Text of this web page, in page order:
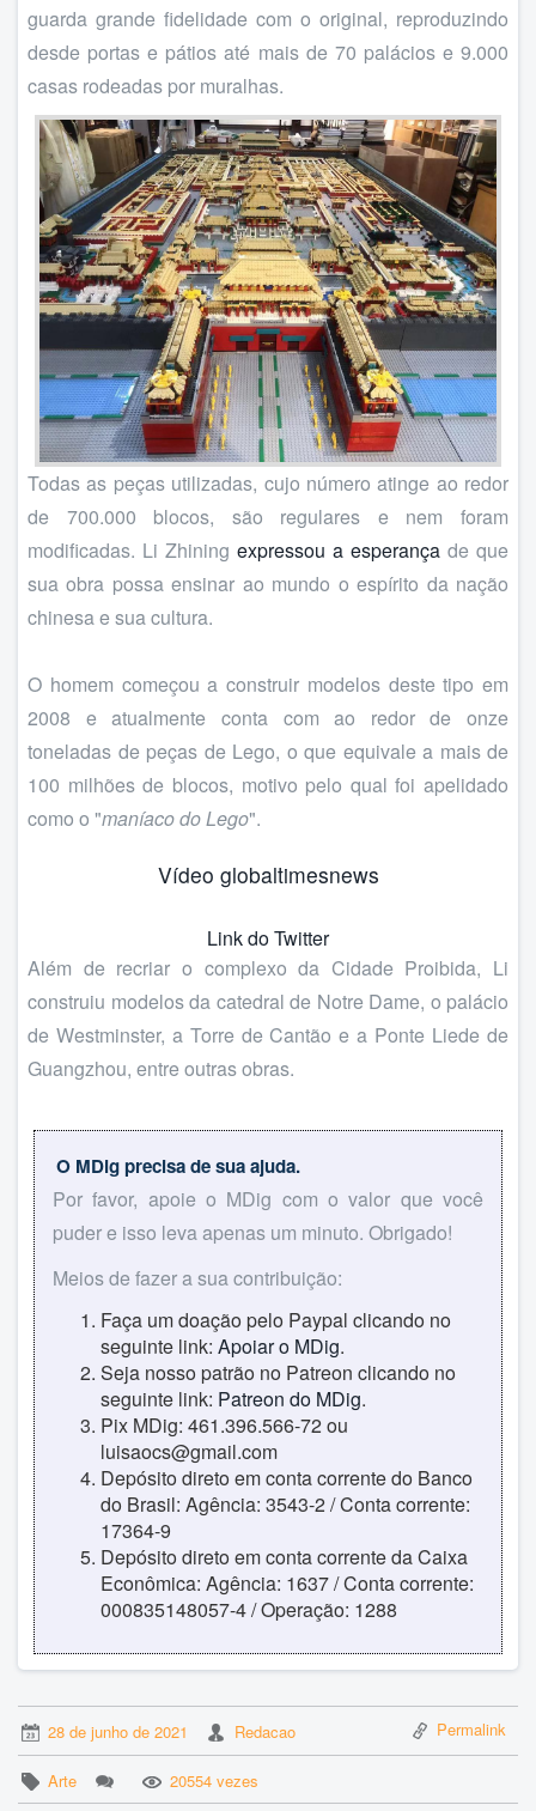
guarda grande fidelidade com o original, reproduzindo
desde portas e pátios até mais de 70 palácios e 9.000
casas rodeadas por muralhas.
Todas as peças utilizadas, cujo número atinge ao redor
de 700.000 blocos, são regulares e nem foram
modificadas. Li Zhining expressou a esperança de que
sua obra possa ensinar ao mundo o espírito da nação
chinesa e sua cultura.
O homem começou a construir modelos deste tipo em
2008 e atualmente conta com ao redor de onze
toneladas de peças de Lego, o que equivale a mais de
100 milhões de blocos, motivo pelo qual foi apelidado
como o "maníaco do Lego".
Vídeo globaltimesnews
Link do Twitter
Além de recriar o complexo da Cidade Proibida, Li
construiu modelos da catedral de Notre Dame, o palácio
de Westminster, a Torre de Cantão e a Ponte Liede de
Guangzhou, entre outras obras.
O MDig precisa de sua ajuda.
Por favor, apoie o MDig com o valor que você
puder e isso leva apenas um minuto. Obrigado!
Meios de fazer a sua contribuição:
Faça um doação pelo Paypal clicando no
seguinte link: Apoiar o MDig.
Seja nosso patrão no Patreon clicando no
seguinte link: Patreon do MDig.
Pix MDig: 461.396.566-72 ou
luisaocs@gmail.com
Depósito direto em conta corrente do Banco
do Brasil: Agência: 3543-2 / Conta corrente:
17364-9
Depósito direto em conta corrente da Caixa
Econômica: Agência: 1637 / Conta corrente:
000835148057-4 / Operação: 1288
28 de junho de 2021 Redacao Permalink
Arte 20554 vezes